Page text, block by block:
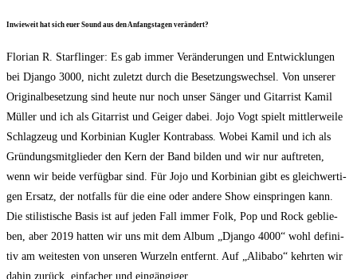
Inwie­weit hat sich euer Sound aus den Anfangs­ta­gen verändert?
Flo­ri­an R. Starf­lin­ger: Es gab immer Ver­än­de­run­gen und Ent­wick­lun­gen
bei Djan­go 3000, nicht zuletzt durch die Beset­zungs­wech­sel. Von unse­rer
Ori­gi­nal­be­set­zung sind heu­te nur noch unser Sän­ger und Gitar­rist Kamil
Mül­ler und ich als Gitar­rist und Gei­ger dabei. Jojo Vogt spielt mitt­ler­wei­le
Schlag­zeug und Kor­bi­ni­an Kug­ler Kon­tra­bass. Wobei Kamil und ich als
Grün­dungs­mit­glie­der den Kern der Band bil­den und wir nur auf­tre­ten,
wenn wir bei­de ver­füg­bar sind. Für Jojo und Kor­bi­ni­an gibt es gleich­wer­ti­
gen Ersatz, der not­falls für die eine oder ande­re Show ein­sprin­gen kann.
Die sti­lis­ti­sche Basis ist auf jeden Fall immer Folk, Pop und Rock geblie­
ben, aber 2019 hat­ten wir uns mit dem Album „Djan­go 4000“ wohl defi­ni­
tiv am wei­tes­ten von unse­ren Wur­zeln ent­fernt. Auf „Ali­b­abo“ kehr­ten wir
dahin zurück, ein­fa­cher und eingängiger.